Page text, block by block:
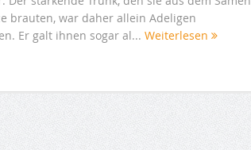
brauten, war daher allein Adeligen
Er galt ihnen sogar al... Weiterlesen